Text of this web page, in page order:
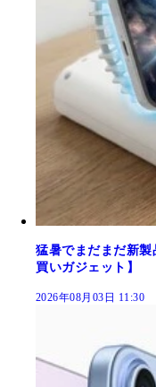
猛暑でまだまだ新
買いガジェット】
2026年08月03日 11:30